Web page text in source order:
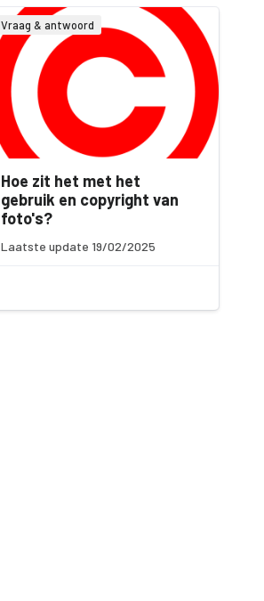
Vraag & antwoord
Hoe zit het met het
gebruik en copyright van
foto's?
Laatste update 19/02/2025